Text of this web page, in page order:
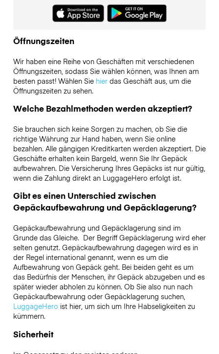
Öffnungszeiten
Wir haben eine Reihe von Geschäften mit verschiedenen
Öffnungszeiten, sodass Sie wählen können, was Ihnen am
besten passt! Wählen Sie hierdas Geschäft aus, um die
Öffnungszeiten zu sehen.
Welche Bezahlmethoden werden akzeptiert?
Sie brauchen sich keine Sorgen zu machen, ob Sie die
richtige Währung zur Hand haben, wenn Sie online
bezahlen. Alle gängigen Kreditkarten werden akzeptiert. Die
Geschäfte erhalten kein Bargeld, wenn Sie Ihr Gepäck
aufbewahren. Die Versicherung Ihres Gepäcks ist nur gültig,
wenn die Zahlung direkt an LuggageHero erfolgt ist.
Gibt es einen Unterschied zwischen
Gepäckaufbewahrung und Gepäcklagerung?
Gepäckaufbewahrung und Gepäcklagerung sind im
Grunde das Gleiche. Der Begriff Gepäcklagerung wird eher
selten genutzt. Gepäckaufbewahrung dagegen wird es in
der Regel international genannt, wenn es um die
Aufbewahrung von Gepäck geht. Bei beiden geht es um
das Bedürfnis der Menschen, ihr Gepäck abzugeben und es
später wieder abholen zu können. Ob Sie also nun nach
Gepäckaufbewahrung oder Gepäcklagerung suchen,
LuggageHero ist hier, um sich um Ihre Habseligkeiten zu
kümmern.
Sicherheit